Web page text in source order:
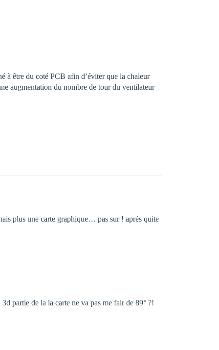
à être du coté PCB afin d’éviter que la chaleur
augmentation du nombre de tour du ventilateur
plus une carte graphique… pas sur ! aprés quite
partie de la la carte ne va pas me fair de 89° ?!